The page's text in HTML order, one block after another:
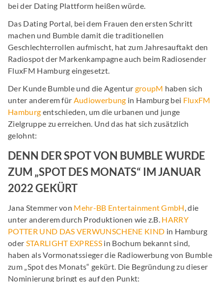
bei der Dating Plattform heißen würde.
Das Dating Portal, bei dem Frauen den ersten Schritt
machen und Bumble damit die traditionellen
Geschlechterrollen aufmischt, hat zum Jahresauftakt den
Radiospot der Markenkampagne auch beim Radiosender
FluxFM Hamburg eingesetzt.
Der Kunde Bumble und die Agentur groupM haben sich
unter anderem für Audiowerbung in Hamburg bei FluxFM
Hamburg entschieden, um die urbanen und junge
Zielgruppe zu erreichen. Und das hat sich zusätzlich
gelohnt:
DENN DER SPOT VON BUMBLE WURDE
ZUM „SPOT DES MONATS“ IM JANUAR
2022 GEKÜRT
Jana Stemmer von Mehr-BB Entertainment GmbH, die
unter anderem durch Produktionen wie z.B. HARRY
POTTER UND DAS VERWUNSCHENE KIND in Hamburg
oder STARLIGHT EXPRESS in Bochum bekannt sind,
haben als Vormonatssieger die Radiowerbung von Bumble
zum „Spot des Monats“ gekürt. Die Begründung zu dieser
Nominierung bringt es auf den Punkt: